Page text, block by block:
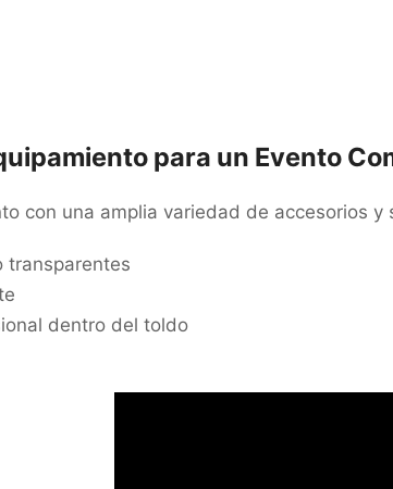
para un Evento
con una amplia variedad de accesorios
transparentes
dentro del toldo